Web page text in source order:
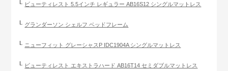
ビューティレスト 5.5インチ レギュラー AB16S12 シングルマットレス
グランダーソン シェルフ ベッドフレーム
ニューフィット グレーシャスP IDC1904A シングルマットレス
ビューティレスト エキストラハード AB16T14 セミダブルマットレス